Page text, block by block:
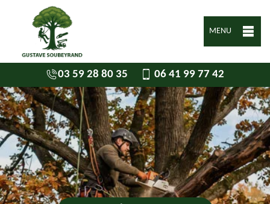
MENU
03 59 28 80 35 06 41 99 77 42